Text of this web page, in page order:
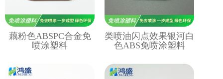
藕粉色ABSPC合金免
喷涂塑料
类喷油闪点效果银河白
色ABS免喷涂塑料